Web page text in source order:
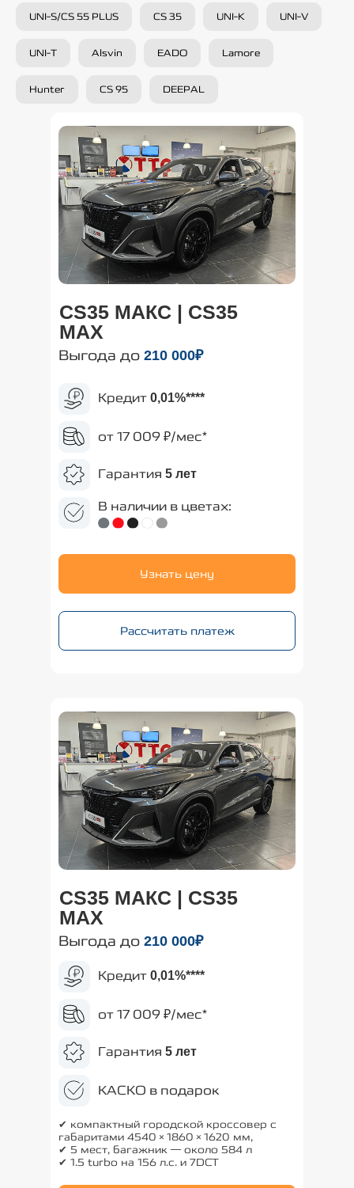
UNI-S/CS 55 PLUS CS 35 UNI-K UNI-V
UNI-T Alsvin EADO Lamore
Hunter CS 95 DEEPAL
Рассчитать платеж
CS35 МАКС | CS35
MAX
Узнать цену
Выгода до 210 000₽
Кредит 0,01%****
от 17 009 ₽/мес*
Гарантия 5 лет
В наличии в цветах:
Кредит 0,01%****
от 17 009 ₽/мес*
Гарантия 5 лет
КАСКО в подарок
CS35 МАКС | CS35
MAX
Выгода до 210 000₽
✔ компактный городской кроссовер с
габаритами 4540×1860×1620 мм,
✔ 5 мест, багажник — около 584 л
✔ 1.5 turbo на 156 л.с. и 7DCT